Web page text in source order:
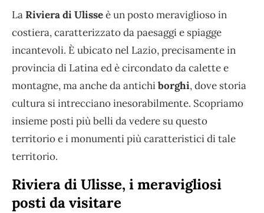
LaRiviera di Ulisseè un posto meraviglioso in
costiera, caratterizzato da paesaggi e spiagge
incantevoli. È ubicato nel Lazio, precisamente in
provincia di Latina ed è circondato da calette e
montagne, ma anche da antichiborghi, dove storia
cultura si intrecciano inesorabilmente. Scopriamo
insieme posti più belli da vedere su questo
territorio e i monumenti più caratteristici di tale
territorio.
Riviera di Ulisse, i meravigliosi
posti da visitare